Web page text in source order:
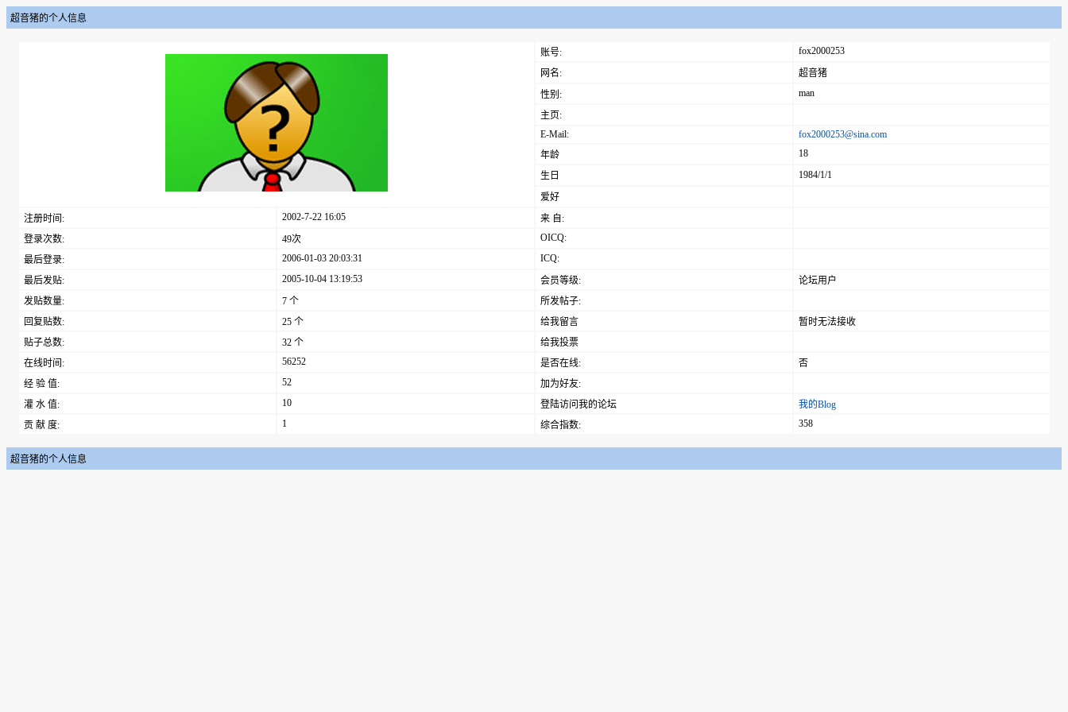
超音猪的个人信息
账号:
fox2000253
网名:
超音猪
性别:
man
主页:
E-Mail:
fox2000253@sina.com
年龄
18
生日
1984/1/1
爱好
注册时间:
2002-7-22 16:05
来 自:
登录次数:
49次
OICQ:
最后登录:
2006-01-03 20:03:31
ICQ:
最后发贴:
2005-10-04 13:19:53 会员等级:
论坛用户
发贴数量:
7 个
所发帖子:
回复贴数:
25 个 给我留言
暂时无法接收
贴子总数:
32 个
给我投票
在线时间:
56252 是否在线:
否
经 验 值:
52
加为好友:
灌 水 值:
10 登陆访问我的论坛
我的Blog
贡 献 度:
1 综合指数: 358
超音猪的个人信息